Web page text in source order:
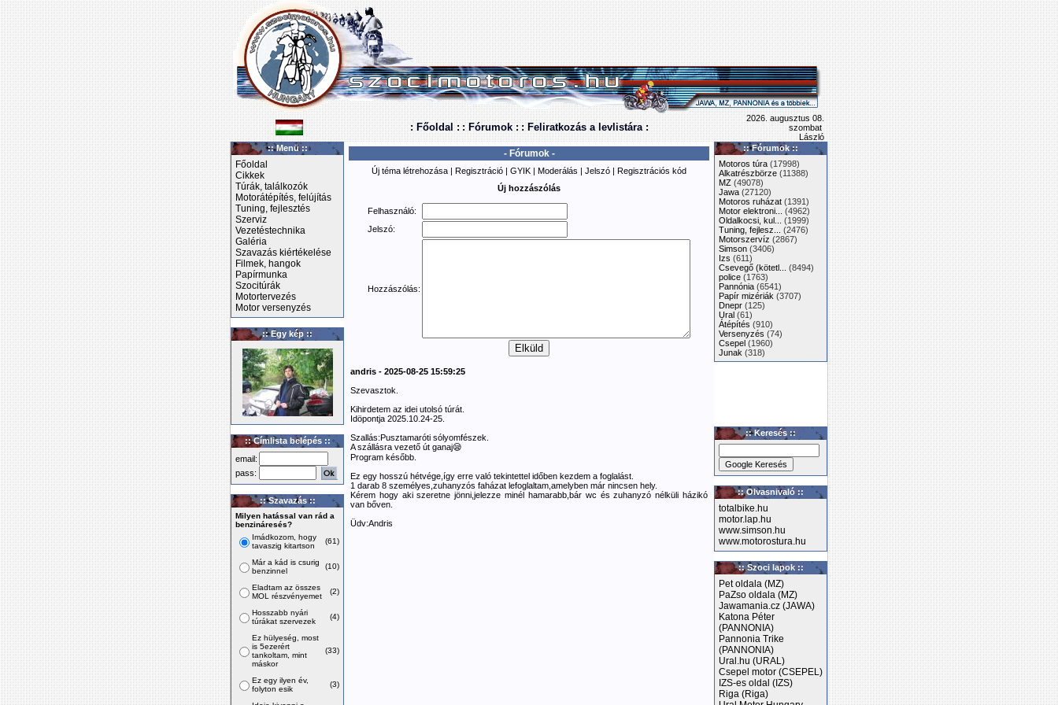
: Főoldal : : Fórumok : : Feliratkozás a levlistára :
2026. augusztus 08.
szombat
László
:: Menü ::
Főoldal
Cikkek
Túrák, találkozók
Motorátépítés, felújítás
Tuning, fejlesztés
Szerviz
Vezetéstechnika
Galéria
Szavazás kiértékelése
Filmek, hangok
Papírmunka
Szocitúrák
Motortervezés
Motor versenyzés
:: Egy kép ::
:: Címlista belépés ::
email:
pass:
:: Szavazás ::
Milyen hatással van rád a
benzináresés?
Imádkozom, hogy
tavaszig kitartson
(61)
Már a kád is csurig
benzinnel
(10)
Eladtam az összes
MOL részvényemet
(2)
Hosszabb nyári
túrákat szervezek
(4)
Ez hülyeség, most
is 5ezerért
tankoltam, mint
máskor
(33)
Ez egy ilyen év,
folyton esik
(3)
- Fórumok -
Új téma létrehozása | Regisztráció | GYIK | Moderálás | Jelszó | Regisztrációs kód
Új hozzászólás
Felhasználó:
Jelszó:
Hozzászólás:
andris - 2025-08-25 15:59:25
Szevasztok.
Kihirdetem az idei utolsó túrát.
Idöpontja 2025.10.24-25.
Szallás:Pusztamaróti sólyomfészek.
A szállásra vezető út ganaj😪
Program később.
Ez egy hosszú hétvége,így erre való tekintettel időben kezdem a foglalást.
1 darab 8 személyes,zuhanyzós faházat lefoglaltam,amelyben már nincsen hely.
Kérem hogy aki szeretne jönni,jelezze minél hamarabb,bár wc és zuhanyzó nélküli házikó
van bőven.
Üdv:Andris
:: Fórumok ::
Motoros túra (17998)
Alkatrészbörze (11388)
MZ (49078)
Jawa (27120)
Motoros ruházat (1391)
Motor elektroni...
(4962)
Oldalkocsi, kul...
(1999)
Tuning, fejlesz...
(2476)
Motorszervíz (2867)
Simson (3406)
Izs (611)
Csevegő (kötetl...
(8494)
police (1763)
Pannónia (6541)
Papír mizériák (3707)
Dnepr (125)
Ural (61)
Átépítés (910)
Versenyzés (74)
Csepel (1960)
Junak (318)
:: Keresés ::
:: Olvasnivaló ::
totalbike.hu
motor.lap.hu
www.simson.hu
www.motorostura.hu
:: Szoci lapok ::
Pet oldala (MZ)
PaZso oldala (MZ)
Jawamania.cz (JAWA)
Katona Péter
(PANNONIA)
Pannonia Trike
(PANNONIA)
Ural.hu (URAL)
Csepel motor (CSEPEL)
IZS-es oldal (IZS)
Riga (Riga)